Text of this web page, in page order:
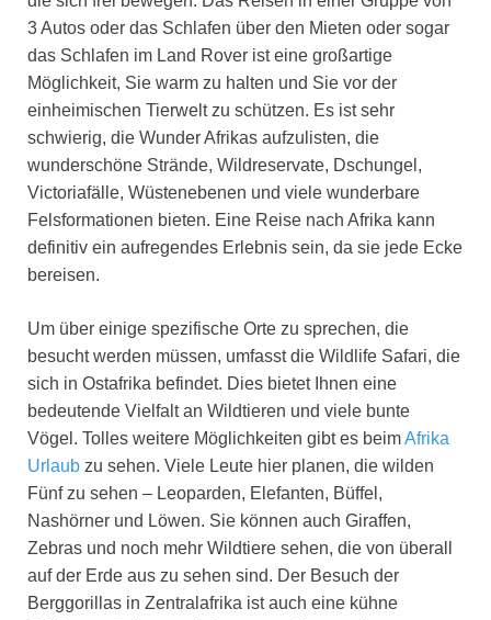
3 Autos oder das Schlafen über den Mieten oder sogar
das Schlafen im Land Rover ist eine großartige
Möglichkeit, Sie warm zu halten und Sie vor der
einheimischen Tierwelt zu schützen. Es ist sehr
schwierig, die Wunder Afrikas aufzulisten, die
wunderschöne Strände, Wildreservate, Dschungel,
Victoriafälle, Wüstenebenen und viele wunderbare
Felsformationen bieten. Eine Reise nach Afrika kann
definitiv ein aufregendes Erlebnis sein, da sie jede Ecke
bereisen.
Um über einige spezifische Orte zu sprechen, die
besucht werden müssen, umfasst die Wildlife Safari, die
sich in Ostafrika befindet. Dies bietet Ihnen eine
bedeutende Vielfalt an Wildtieren und viele bunte
Vögel. Tolles weitere Möglichkeiten gibt es beimAfrika
Urlaub zu sehen. Viele Leute hier planen, die wilden
Fünf zu sehen – Leoparden, Elefanten, Büffel,
Nashörner und Löwen. Sie können auch Giraffen,
Zebras und noch mehr Wildtiere sehen, die von überall
auf der Erde aus zu sehen sind. Der Besuch der
Berggorillas in Zentralafrika ist auch eine kühne